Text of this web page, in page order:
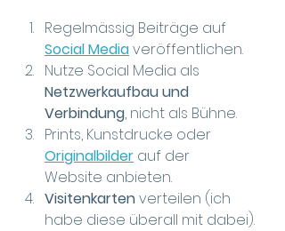
Regelmässig Beiträge auf
Social Media veröffentlichen.
Nutze Social Media als
Netzwerkaufbau und
Verbindung, nicht als Bühne.
Prints, Kunstdrucke oder
Originalbilder auf der
Website anbieten.
Visitenkarten verteilen (ich
habe diese überall mit dabei).